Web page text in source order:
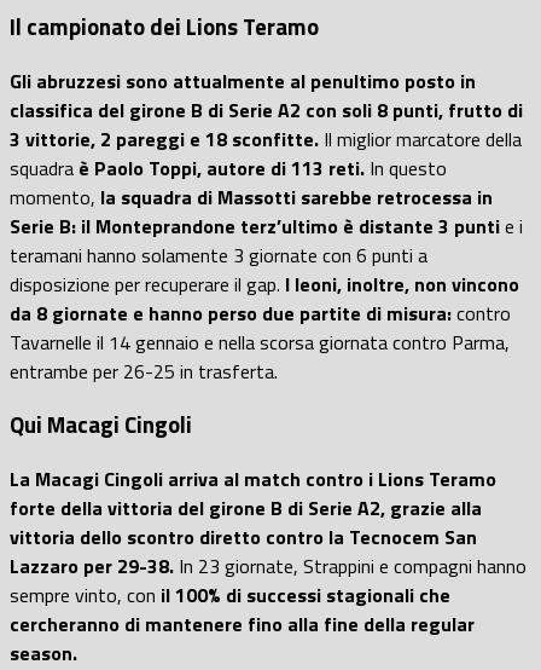
Il campionato dei Lions Teramo
Gli abruzzesi sono attualmente al penultimo posto in
classifica del girone B di Serie A2 con soli 8 punti, frutto di
3 vittorie, 2 pareggi e 18 sconfitte. Il miglior marcatore della
squadra è Paolo Toppi, autore di 113 reti. In questo
momento, la squadra di Massotti sarebbe retrocessa in
Serie B: il Monteprandone terz’ultimo è distante 3 puntie i
teramani hanno solamente 3 giornate con 6 punti a
disposizione per recuperare il gap. I leoni, inoltre, non vincono
da 8 giornate e hanno perso due partite di misura:contro
Tavarnelle il 14 gennaio e nella scorsa giornata contro Parma,
entrambe per 26-25 in trasferta.
Qui Macagi Cingoli
La Macagi Cingoli arriva al match contro i Lions Teramo
forte della vittoria del girone B di Serie A2, grazie alla
vittoria dello scontro diretto contro la Tecnocem San
Lazzaro per 29-38. In 23 giornate, Strappini e compagni hanno
sempre vinto, con il 100% di successi stagionali che
cercheranno di mantenere fino alla fine della regular
season.